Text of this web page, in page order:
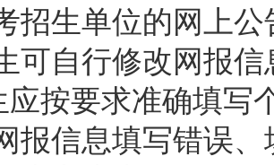
招生单位的网上
可自行修改网报信
应按要求准确填写
报信息填写错误